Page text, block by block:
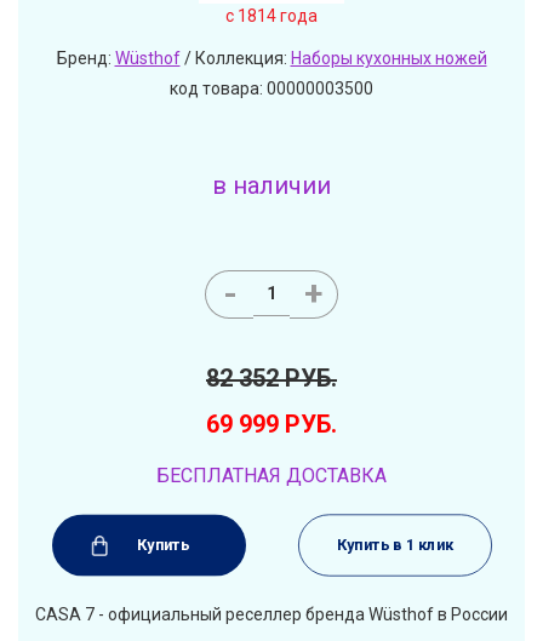
c 1814 года
Бренд: Wüsthof/ Коллекция: Наборы кухонных ножей
код товара: 00000003500
в наличии
- +
82 352РУБ.
69 999 РУБ.
БЕСПЛАТНАЯ ДОСТАВКА
Купить Купить в 1 клик
CASA 7 - официальный реселлер бренда Wüsthof в России